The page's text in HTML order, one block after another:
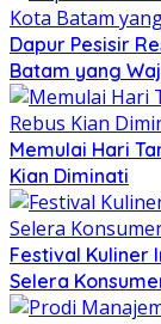
Dapur Pesisir
Batam yang
Memulai Hari
Kian Diminati
Festival Kuliner
Selera